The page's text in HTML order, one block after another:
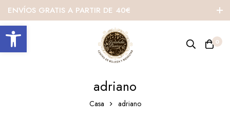
Abrir barra de herramientas
ENVÍOS GRATIS A PARTIR DE 40€
0
adriano
Casa adriano